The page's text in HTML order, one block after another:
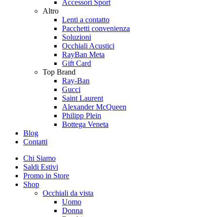
Accessori Sport
Altro
Lenti a contatto
Pacchetti convenienza
Soluzioni
Occhiali Acustici
RayBan Meta
Gift Card
Top Brand
Ray-Ban
Gucci
Saint Laurent
Alexander McQueen
Philipp Plein
Bottega Veneta
Blog
Contatti
Chi Siamo
Saldi Estivi
Promo in Store
Shop
Occhiali da vista
Uomo
Donna